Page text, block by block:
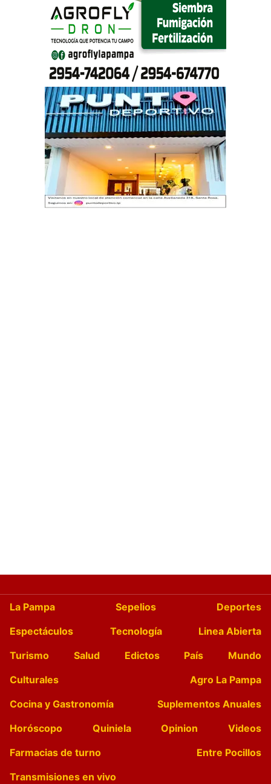
La Pampa Sepelios
Deportes
Espectáculos
Tecnología
Linea Abierta
Turismo
Salud Edictos País
Mundo
Culturales
Agro La Pampa
Cocina y Gastronomía
Suplementos Anuales
Horóscopo
Quiniela Opinion
Videos
Farmacias de turno
Entre Pocillos
Transmisiones en vivo